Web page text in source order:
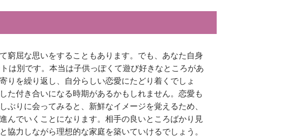
窮屈な思いをすることもあります。でも、あなた自身
は別です。本当は子供っぽくて遊び好きなところがあ
りを繰り返し、自分らしい恋愛にたどり着くでしょ
た付き合いになる時期があるかもしれません。恋愛も
りに会ってみると、新鮮なイメージを覚えるため、
んでいくことになります。相手の良いところばかり見
力しながら理想的な家庭を築いていけるでしょう。